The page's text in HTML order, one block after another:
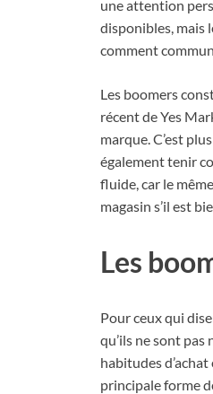
une attention
disponibles, mais
comment
Les boomers
récent de Yes
marque. C’est
également tenir
fluide, car le
magasin s’il est
Les
Pour ceux qui
qu’ils ne sont pas
habitudes
principale forme